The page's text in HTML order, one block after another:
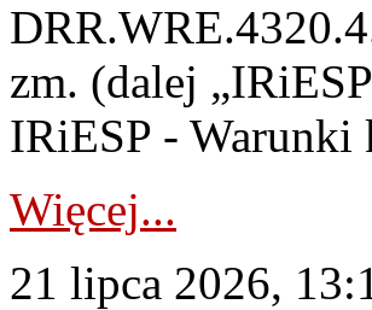
zm. (dalej
IRiESP - Warunki
Więcej...
21 lipca 2026,